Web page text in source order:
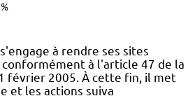
à rendre ses sites
à l'article 47 de la
février 2005. À cette fin, il met
et les actions suiva